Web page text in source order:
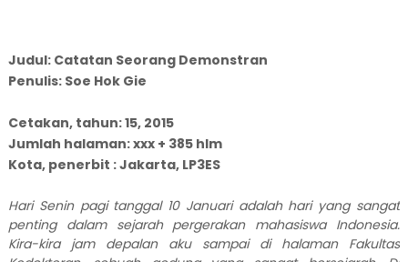
Judul: Catatan Seorang Demonstran
Penulis: Soe Hok Gie
Cetakan, tahun: 15, 2015
Jumlah halaman: xxx + 385 hlm
Kota, penerbit : Jakarta, LP3ES
Hari Senin pagi tanggal 10 Januari adalah hari yang sangat
penting dalam sejarah pergerakan mahasiswa Indonesia.
Kira-kira jam depalan aku sampai di halaman Fakultas